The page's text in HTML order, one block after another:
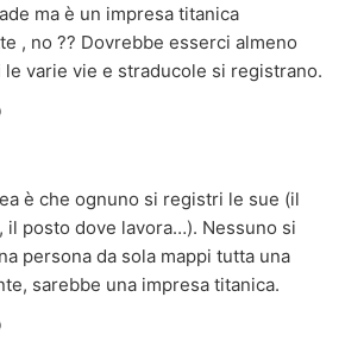
ma è un impresa titanica
, no ?? Dovrebbe esserci almeno
le varie vie e straducole si registrano.
è che ognuno si registri le sue (il
il posto dove lavora…). Nessuno si
persona da sola mappi tutta una
sarebbe una impresa titanica.